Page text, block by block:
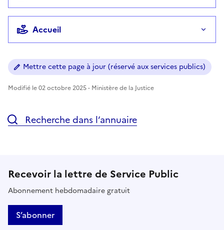
Accueil
Mettre cette page à jour (réservé aux services publics)
Modifié le 02 octobre 2025 - Ministère de la Justice
Recherche dans l’annuaire
Recevoir la lettre de Service Public
Abonnement hebdomadaire gratuit
S’abonner